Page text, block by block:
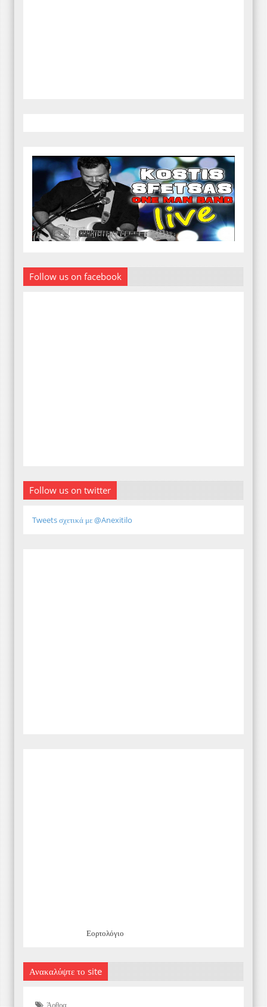
Follow us on facebook
Follow us on twitter
Tweets σχετικά με @Anexitilo
Εορτολόγιο
Ανακαλύψτε το site
Άρθρα